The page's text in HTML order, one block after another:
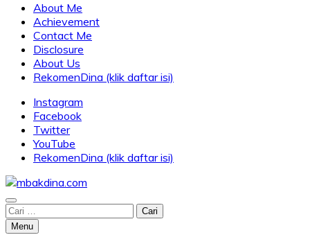
About Me
Achievement
Contact Me
Disclosure
About Us
RekomenDina (klik daftar isi)
Instagram
Facebook
Twitter
YouTube
RekomenDina (klik daftar isi)
mbakdina.com
Blog about parenting, traveling, promo, and lifestyle
Cari
untuk:
Menu